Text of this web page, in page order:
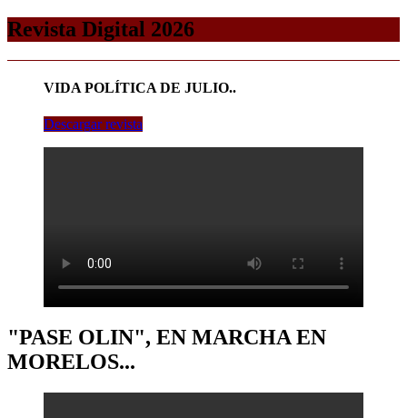
Revista Digital 2026
VIDA POLÍTICA DE JULIO..
Descargar revista
"PASE OLIN", EN MARCHA EN
MORELOS...